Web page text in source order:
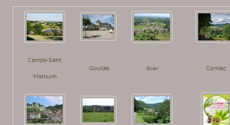
Camps-Saint
Mathurin
Goulles Siran Comiac